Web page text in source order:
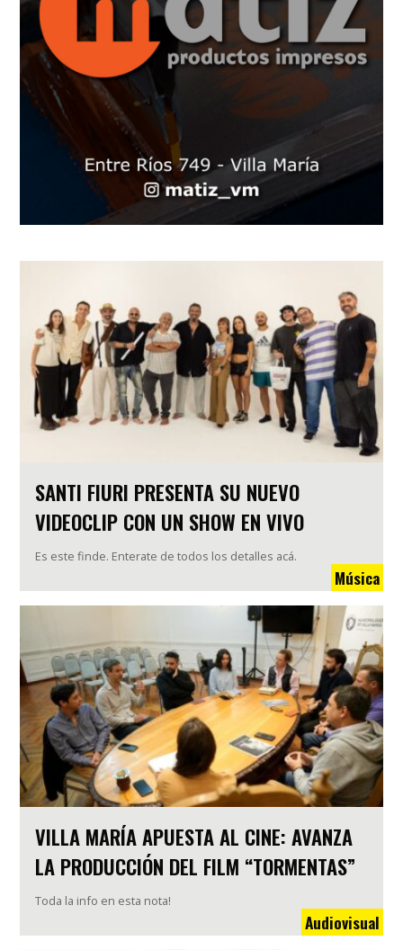
SANTI FIURI PRESENTA SU NUEVO
VIDEOCLIP CON UN SHOW EN VIVO
Es este finde. Enterate de todos los detalles acá.
Música
VILLA MARÍA APUESTA AL CINE: AVANZA
LA PRODUCCIÓN DEL FILM “TORMENTAS”
Toda la info en esta nota!
Audiovisual